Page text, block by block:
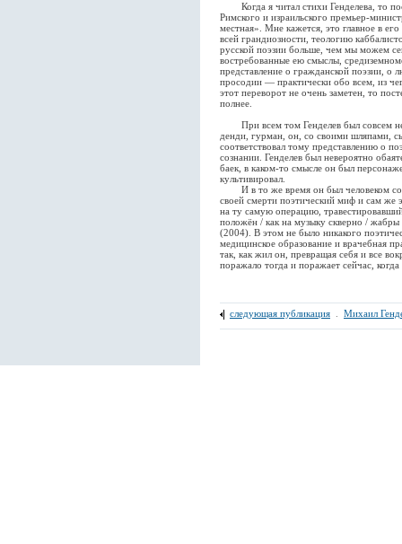
Когда я читал стихи Генделева, то
Римского и израильского премьер-
местная». Мне кажется, это главное в
всей грандиозности, теологию
русской поэзии больше, чем мы можем
востребованные ею смыслы,
представление о гражданской поэзии, о
просодии — практически обо всем, из
этот переворот не очень заметен, то
полнее.
При всем том Генделев был совсем
денди, гурман, он, со своими шляпами,
соответствовал тому представлению о
сознании. Генделев был невероятно
баек, в каком-то смысле он был
культивировал.
И в то же время он был человеком
своей смерти поэтический миф и сам же
на ту самую операцию,
положён / как на музыку скверно /
(2004). В этом не было никакого
медицинское образование и врачебная
так, как жил он, превращая себя и все
поражало тогда и поражает сейчас, когда
следующая публикация Михаил